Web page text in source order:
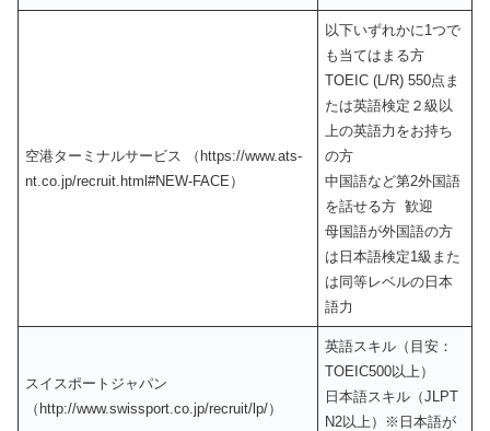
空港ターミナルサービス （https://www.ats-
nt.co.jp/recruit.html#NEW-FACE）
以下いずれかに1つで
も当てはまる方
TOEIC (L/R) 550点ま
たは英語検定２級以
上の英語力をお持ち
の方
中国語など第2外国語
を話せる方 歓迎
母国語が外国語の方
は日本語検定1級また
は同等レベルの日本
語力
スイスポートジャパン
（http://www.swissport.co.jp/recruit/lp/）
英語スキル（目安：
TOEIC500以上）
日本語スキル（JLPT
N2以上）※日本語が